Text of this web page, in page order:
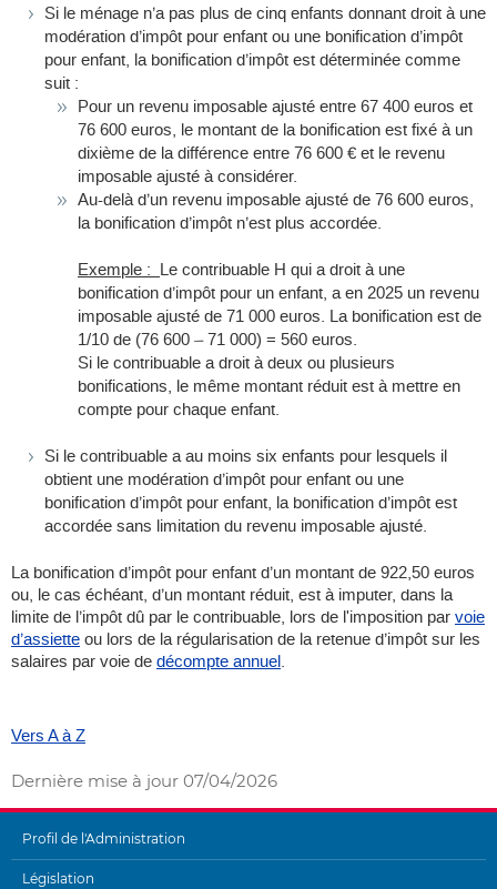
Si le ménage n’a pas plus de cinq enfants donnant droit à une
modération d’impôt pour enfant ou une bonification d’impôt
pour enfant, la bonification d’impôt est déterminée comme
suit :
Pour un revenu imposable ajusté entre 67 400 euros et
76 600 euros, le montant de la bonification est fixé à un
dixième de la différence entre 76 600 € et le revenu
imposable ajusté à considérer.
Au-delà d’un revenu imposable ajusté de 76 600 euros,
la bonification d’impôt n’est plus accordée.
Exemple : Le contribuable H qui a droit à une
bonification d’impôt pour un enfant, a en 2025 un revenu
imposable ajusté de 71 000 euros. La bonification est de
1/10 de (76 600 – 71 000) = 560 euros.
Si le contribuable a droit à deux ou plusieurs
bonifications, le même montant réduit est à mettre en
compte pour chaque enfant.
Si le contribuable a au moins six enfants pour lesquels il
obtient une modération d’impôt pour enfant ou une
bonification d’impôt pour enfant, la bonification d’impôt est
accordée sans limitation du revenu imposable ajusté.
La bonification d’impôt pour enfant d’un montant de 922,50 euros
ou, le cas échéant, d’un montant réduit, est à imputer, dans la
limite de l’impôt dû par le contribuable, lors de l'imposition par voie
d’assiette ou lors de la régularisation de la retenue d’impôt sur les
salaires par voie de décompte annuel.
Vers A à Z
Dernière mise à jour 07/04/2026
Profil de l'Administration
Législation